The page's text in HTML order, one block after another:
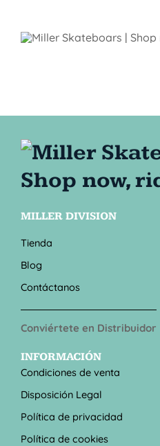
MILLER DIVISION
Tienda
Blog
Contáctanos
Conviértete en Distribuidor
INFORMACIÓN
Condiciones de venta
Disposición Legal
Política de privacidad
Política de cookies